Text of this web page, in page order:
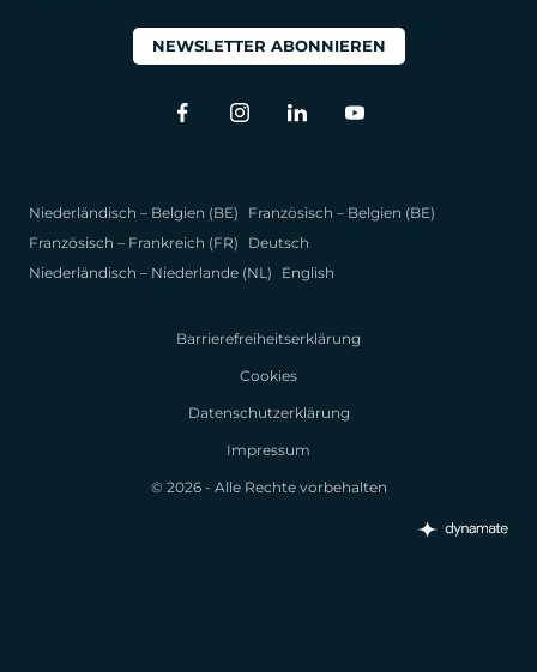
NEWSLETTER ABONNIEREN
Niederländisch – Belgien (BE)
Französisch – Belgien (BE)
Französisch – Frankreich (FR)
Deutsch
Niederländisch – Niederlande (NL)
English
Barrierefreiheitserklärung
Cookies
Datenschutzerklärung
Impressum
© 2026 - Alle Rechte vorbehalten